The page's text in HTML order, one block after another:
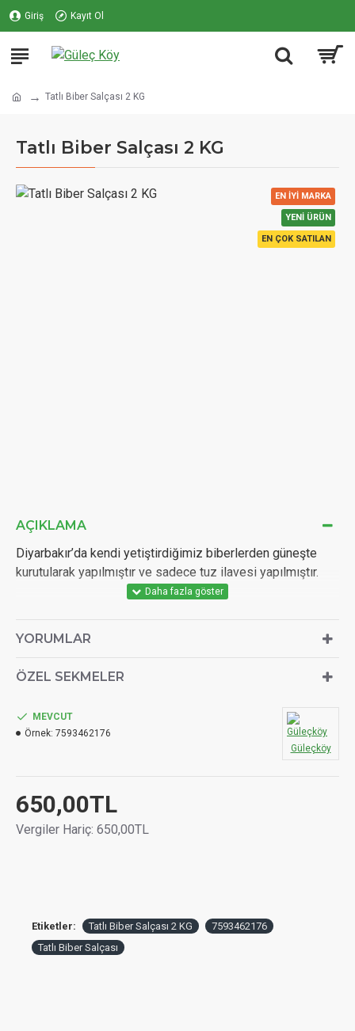
Giriş Kayıt Ol
Tatlı Biber Salçası 2 KG
Tatlı Biber Salçası 2 KG
YENI ÜRÜN
EN ÇOK SATILAN
EN İYI MARKA
AÇIKLAMA
Diyarbakır’da kendi yetiştirdiğimiz biberlerden güneşte
kurutularak yapılmıştır ve sadece tuz ilavesi yapılmıştır.
YORUMLAR
ÖZEL SEKMELER
650,00TL
Vergiler Hariç: 650,00TL
MEVCUT
Örnek: 7593462176
Güleçköy
Etiketler: Tatlı Biber Salçası 2 KG
7593462176
Tatlı Biber Salçası